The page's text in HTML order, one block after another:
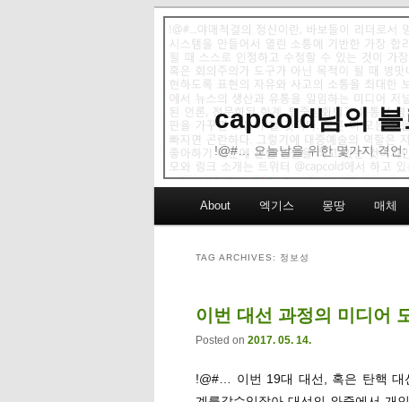
capcold님의 블
!@#… 오늘날을 위한 몇가지 격언
Skip to primary content
Skip to secondary content
About 엑기스 몽땅 매체
TAG ARCHIVES: 정보성
이번 대선 과정의 미디어
Posted on 2017. 05. 14.
!@#… 이번 19대 대선, 혹은 탄핵 대